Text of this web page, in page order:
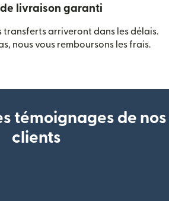
de livraison garanti
transferts arriveront dans les délais.
nous vous remboursons les frais.
témoignages de nos
clients